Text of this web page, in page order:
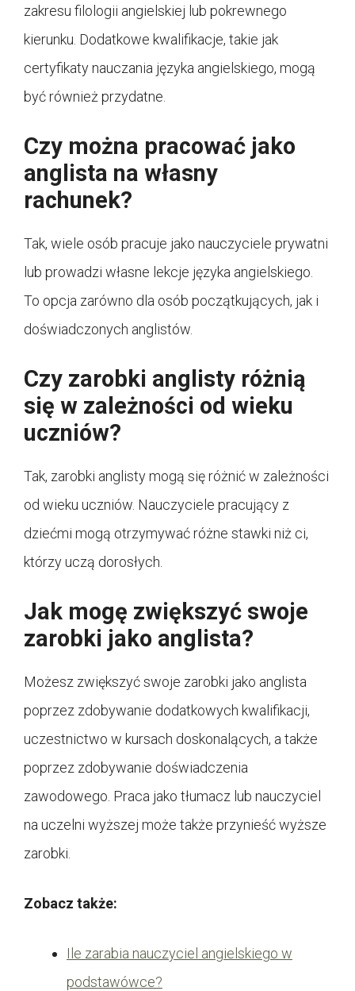
zakresu filologii angielskiej lub pokrewnego
kierunku. Dodatkowe kwalifikacje, takie jak
certyfikaty nauczania języka angielskiego, mogą
być również przydatne.
Czy można pracować jako
anglista na własny
rachunek?
Tak, wiele osób pracuje jako nauczyciele prywatni
lub prowadzi własne lekcje języka angielskiego.
To opcja zarówno dla osób początkujących, jak i
doświadczonych anglistów.
Czy zarobki anglisty różnią
się w zależności od wieku
uczniów?
Tak, zarobki anglisty mogą się różnić w zależności
od wieku uczniów. Nauczyciele pracujący z
dziećmi mogą otrzymywać różne stawki niż ci,
którzy uczą dorosłych.
Jak mogę zwiększyć swoje
zarobki jako anglista?
Możesz zwiększyć swoje zarobki jako anglista
poprzez zdobywanie dodatkowych kwalifikacji,
uczestnictwo w kursach doskonalących, a także
poprzez zdobywanie doświadczenia
zawodowego. Praca jako tłumacz lub nauczyciel
na uczelni wyższej może także przynieść wyższe
zarobki.
Zobacz także:
Ile zarabia nauczyciel angielskiego w
podstawówce?